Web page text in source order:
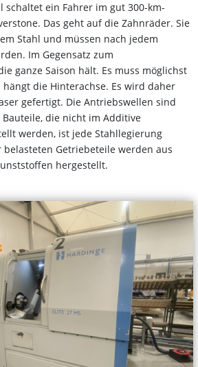
schaltet ein Fahrer im gut 300-km-
Das geht auf die Zahnräder. Sie
Stahl und müssen nach jedem
Im Gegensatz zum
ganze Saison hält. Es muss möglichst
die Hinterachse. Es wird daher
gefertigt. Die Antriebswellen sind
die nicht im Additive
werden, ist jede Stahllegierung
Getriebeteile werden aus
hergestellt.